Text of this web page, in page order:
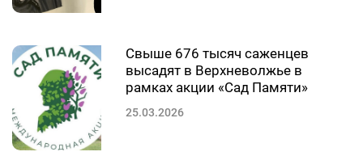
Свыше 676 тысяч саженцев
высадят в Верхневолжье в
рамках акции «Сад Памяти»
25.03.2026